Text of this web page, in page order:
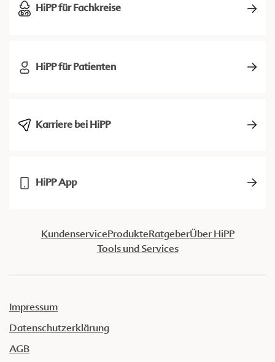
HiPP für Fachkreise
HiPP für Patienten
Karriere bei HiPP
HiPP App
KundenserviceProdukteRatgeberÜber HiPP
Tools und Services
Impressum
Datenschutzerklärung
AGB